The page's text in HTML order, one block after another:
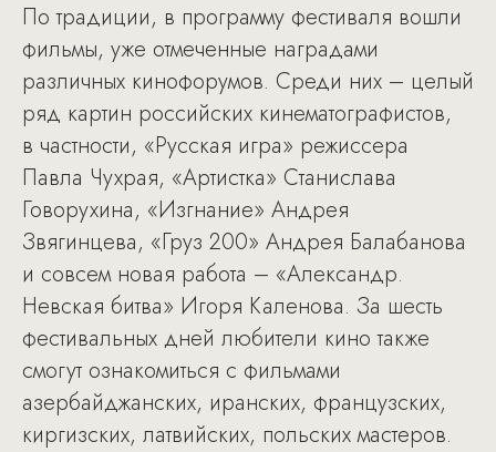
По традиции, в программу фестиваля вошли
фильмы, уже отмеченные наградами
различных кинофорумов. Среди них – целый
ряд картин российских кинематографистов,
в частности, «Русская игра» режиссера
Павла Чухрая, «Артистка» Станислава
Говорухина, «Изгнание» Андрея
Звягинцева, «Груз 200» Андрея Балабанова
и совсем новая работа – «Александр.
Невская битва» Игоря Каленова. За шесть
фестивальных дней любители кино также
смогут ознакомиться с фильмами
азербайджанских, иранских, французских,
киргизских, латвийских, польских мастеров.